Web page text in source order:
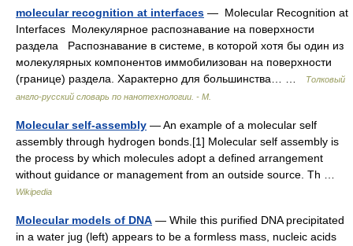
molecular recognition at interfaces — Molecular Recognition at
Interfaces Молекулярное распознавание на поверхности
раздела Распознавание в системе, в которой хотя бы один из
молекулярных компонентов иммобилизован на поверхности
(границе) раздела. Характерно для большинства… …
Толковый
англо-русский словарь по нанотехнологии. - М.
Molecular self-assembly — An example of a molecular self
assembly through hydrogen bonds.[1] Molecular self assembly is
the process by which molecules adopt a defined arrangement
without guidance or management from an outside source. Th …
Wikipedia
Molecular models of DNA — While this purified DNA precipitated
in a water jug (left) appears to be a formless mass, nucleic acids